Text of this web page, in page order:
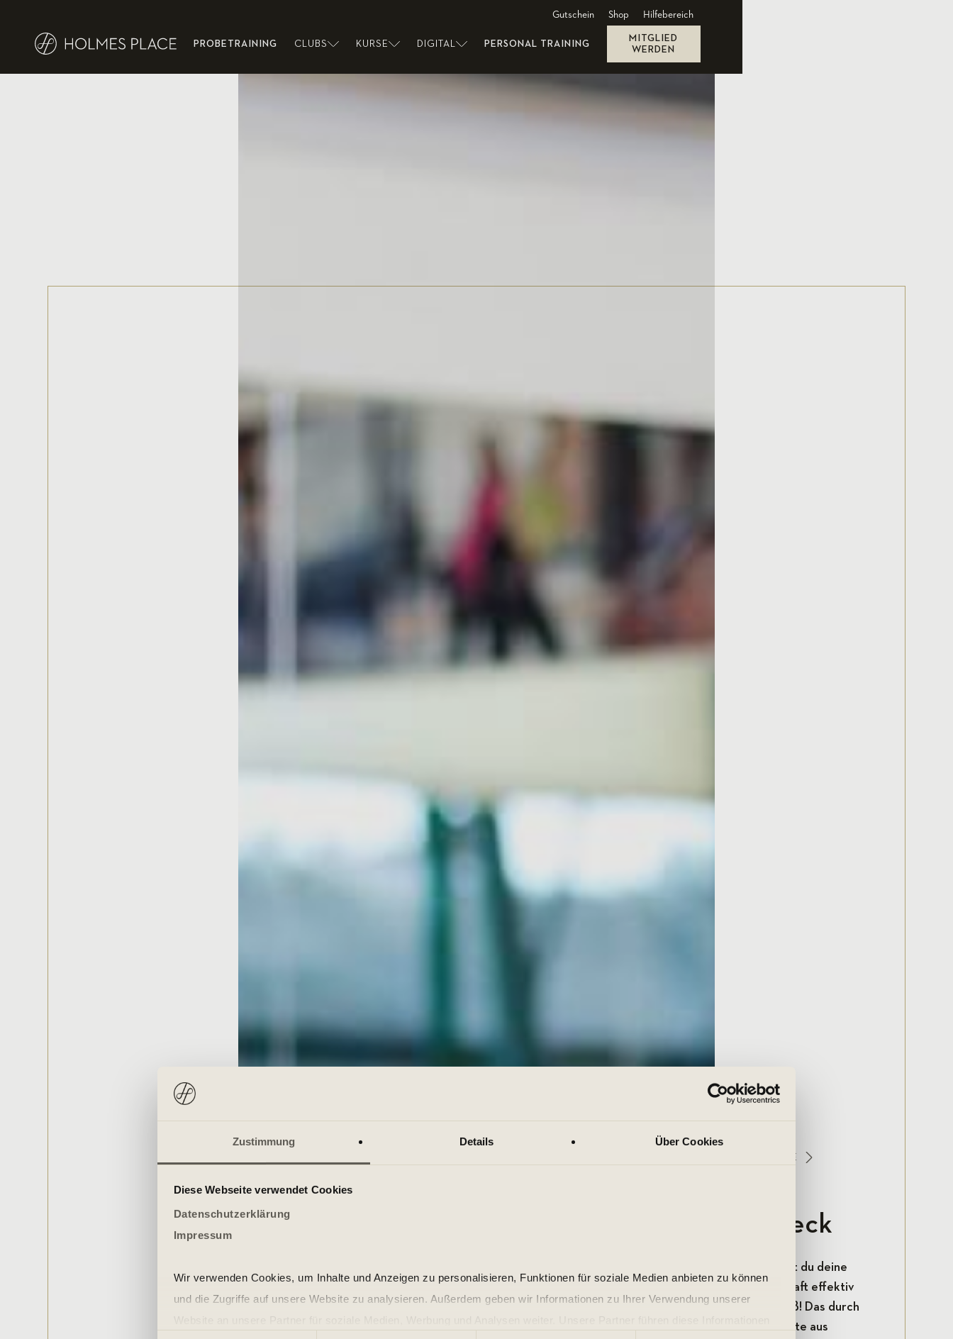
Zustimmung Details Über Cookies
Diese Webseite verwendet Cookies
Datenschutzerklärung
Impressum
Wir verwenden Cookies, um Inhalte und Anzeigen zu personalisieren, Funktionen für soziale Medien anbieten zu können
und die Zugriffe auf unsere Website zu analysieren. Außerdem geben wir Informationen zu Ihrer Verwendung unserer
Gutschein Shop Hilfebereich
PROBETRAINING CLUBS KURSE DIGITAL PERSONAL TRAINING
MITGLIED
WERDEN
LES MILLS KURSE
Bodycombat in Lübeck
In diesem schweißtreibenden Cardio-Workout kannst du deine
Ausdauer, Koordination, Beweglichkeit und Schnellkraft effektiv
trainieren und hast dabei garantiert eine Menge Spaß! Das durch
Material Arts inspirierte Workout kombiniert Elemente aus